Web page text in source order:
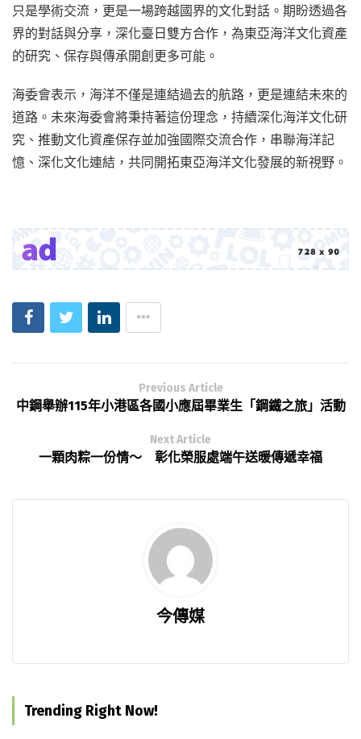
只是學術交流，更是一場跨越國界的文化對話。期盼透過各
界的對話與分享，深化臺日雙方合作，為東亞海洋文化資產
的研究、保存與傳承開創更多可能。
海委會表示，海洋不僅是連結過去的航路，更是連結未來的
道路。未來海委會將秉持著這份理念，持續深化海洋文化研
究、推動文化資產保存並加強國際交流合作，串聯海洋記
憶、深化文化連結，共同開拓東亞海洋文化發展的新視野。
Previous Article
中鋼舉辦115年小港區各國小應屆畢業生「鋼鐵之旅」活動
Next Article
一顆肉粽一份情～ 彰化榮服處端午送暖傳遞幸福
今傳媒
Trending Right Now!